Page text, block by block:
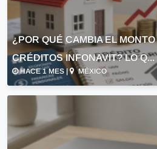
¿POR QUÉ CAMBIA EL
CRÉDITOS INFONAVIT? LO Q...
HACE 1 MES | MÉXICO